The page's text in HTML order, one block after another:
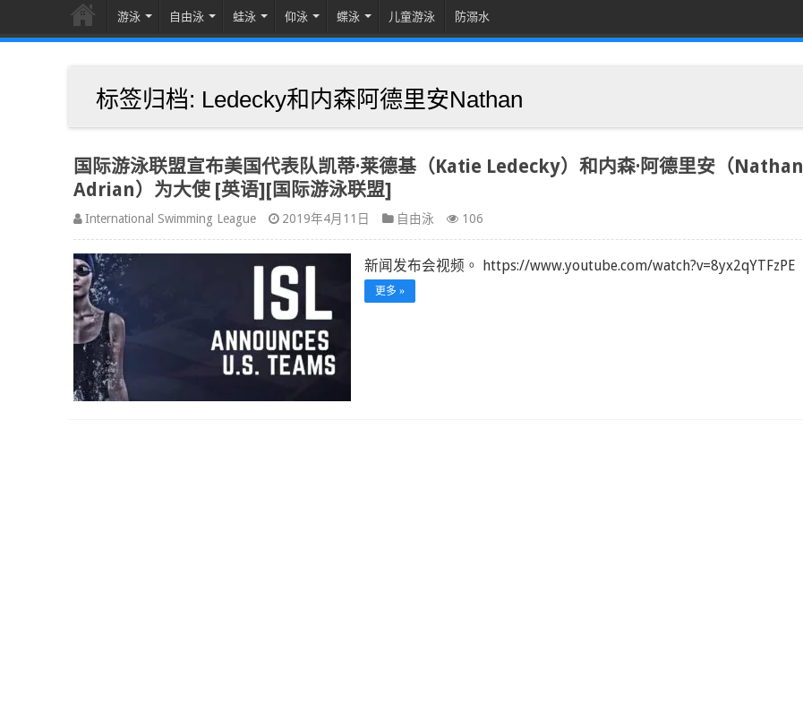
游泳 自由泳 蛙泳 仰泳 蝶泳 儿童游泳 防溺水
标签归档: Ledecky和内森阿德里安Nathan
国际游泳联盟宣布美国代表队凯蒂·莱德基（Katie Ledecky）和内森·阿德里安（Nathan
Adrian）为大使 [英语][国际游泳联盟]
International Swimming League 2019年4月11日 自由泳 106
新闻发布会视频。 https://www.youtube.com/watch?v=8yx2qYTFzPE
更多 »